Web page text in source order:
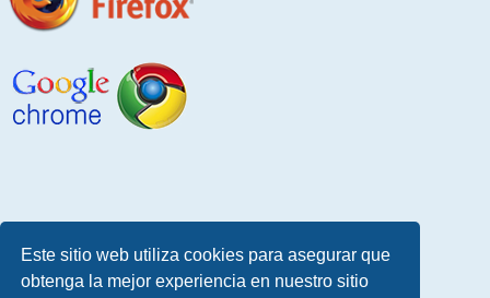
Este sitio web utiliza cookies para asegurar que
obtenga la mejor experiencia en nuestro sitio